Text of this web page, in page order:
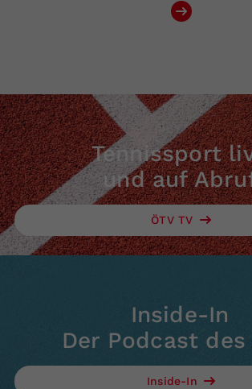
Tennissport
und auf
ÖTV TV
Inside-In
Der Podcast des
Inside-In